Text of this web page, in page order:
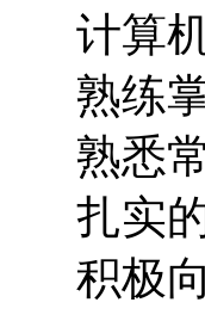
计算
熟练
熟悉
扎实
积极